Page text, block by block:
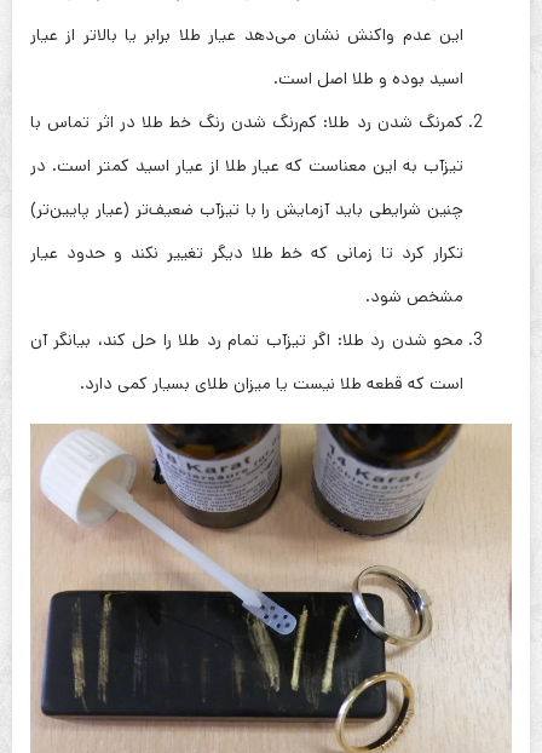
این عدم واکنش نشان می‌دهد عیار طلا برابر یا بالاتر از عیار
اسید بوده و طلا اصل است.
کمرنگ شدن رد طلا: کم‌رنگ شدن رنگ خط طلا در اثر تماس با
تیزآب به این معناست که عیار طلا از عیار اسید کمتر است. در
چنین شرایطی باید آزمایش را با تیزآب ضعیف‌تر (عیار پایین‌تر)
تکرار کرد تا زمانی که خط طلا دیگر تغییر نکند و حدود عیار
مشخص شود.
محو شدن رد طلا: اگر تیزآب تمام رد طلا را حل کند، بیانگر آن
است که قطعه طلا نیست یا میزان طلای بسیار کمی دارد.